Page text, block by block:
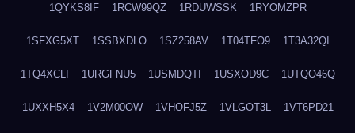
1QYKS8IF 1RCW99QZ 1RDUWSSK 1RYOMZPR
1SFXG5XT 1SSBXDLO 1SZ258AV 1T04TFO9 1T3A32QI
1TQ4XCLI 1URGFNU5 1USMDQTI 1USXOD9C 1UTQO46Q
1UXXH5X4 1V2M00OW 1VHOFJ5Z 1VLGOT3L 1VT6PD21